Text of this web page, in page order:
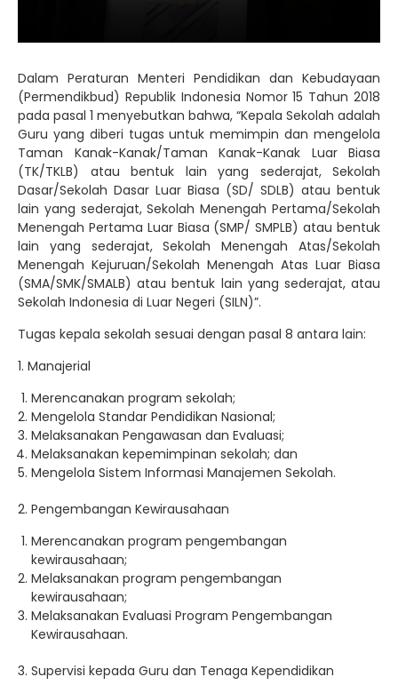
Dalam Peraturan Menteri Pendidikan dan Kebudayaan
(Permendikbud) Republik Indonesia Nomor 15 Tahun 2018
pada pasal 1 menyebutkan bahwa, “Kepala Sekolah adalah
Guru yang diberi tugas untuk memimpin dan mengelola
Taman Kanak-Kanak/Taman Kanak-Kanak Luar Biasa
(TK/TKLB) atau bentuk lain yang sederajat, Sekolah
Dasar/Sekolah Dasar Luar Biasa (SD/ SDLB) atau bentuk
lain yang sederajat, Sekolah Menengah Pertama/Sekolah
Menengah Pertama Luar Biasa (SMP/ SMPLB) atau bentuk
lain yang sederajat, Sekolah Menengah Atas/Sekolah
Menengah Kejuruan/Sekolah Menengah Atas Luar Biasa
(SMA/SMK/SMALB) atau bentuk lain yang sederajat, atau
Sekolah Indonesia di Luar Negeri (SILN)”.
Tugas kepala sekolah sesuai dengan pasal 8 antara lain:
1. Manajerial
Merencanakan program sekolah;
Mengelola Standar Pendidikan Nasional;
Melaksanakan Pengawasan dan Evaluasi;
Melaksanakan kepemimpinan sekolah; dan
Mengelola Sistem Informasi Manajemen Sekolah.
2. Pengembangan Kewirausahaan
Merencanakan program pengembangan
kewirausahaan;
Melaksanakan program pengembangan
kewirausahaan;
Melaksanakan Evaluasi Program Pengembangan
Kewirausahaan.
3. Supervisi kepada Guru dan Tenaga Kependidikan